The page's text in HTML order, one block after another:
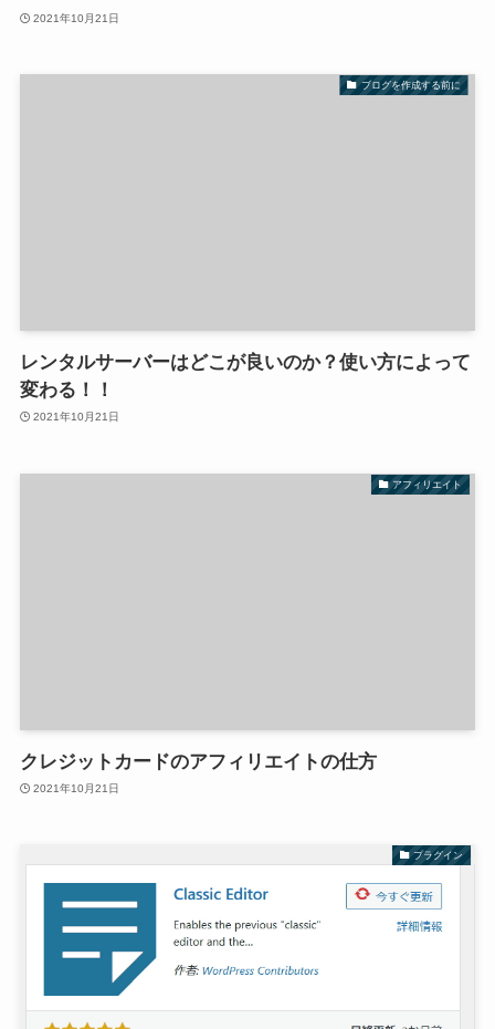
2021年10月21日
ブログを作成する前に
レンタルサーバーはどこが良いのか？使い方によって
変わる！！
2021年10月21日
アフィリエイト
クレジットカードのアフィリエイトの仕方
2021年10月21日
プラグイン